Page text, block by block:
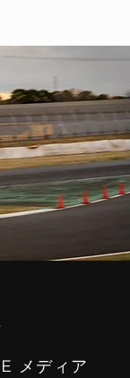
メディア